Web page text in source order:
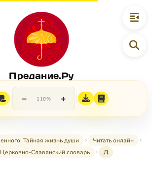
Предание.Ру
− 110% +
Тайная жизнь души
Читать онлайн
Славянский словарь
Д